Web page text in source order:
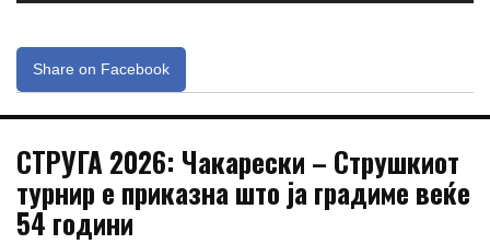
Share on Facebook
СТРУГА 2026: Чакарески – Струшкиот
турнир е приказна што ја градиме веќе
54 години